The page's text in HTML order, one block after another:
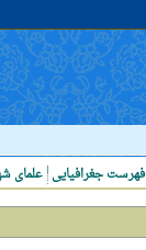
علمای فهرست جغرافیایی